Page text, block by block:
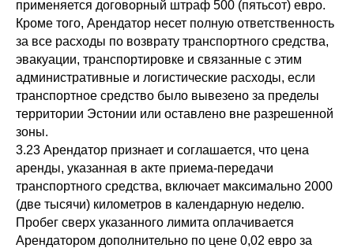
применяется договорный штраф 500 (пятьсот) евро.
Кроме того, Арендатор несет полную ответственность
за все расходы по возврату транспортного средства,
эвакуации, транспортировке и связанные с этим
административные и логистические расходы, если
транспортное средство было вывезено за пределы
территории Эстонии или оставлено вне разрешенной
зоны.
3.23 Арендатор признает и соглашается, что цена
аренды, указанная в акте приема-передачи
транспортного средства, включает максимально 2000
(две тысячи) километров в календарную неделю.
Пробег сверх указанного лимита оплачивается
Арендатором дополнительно по цене 0,02 евро за